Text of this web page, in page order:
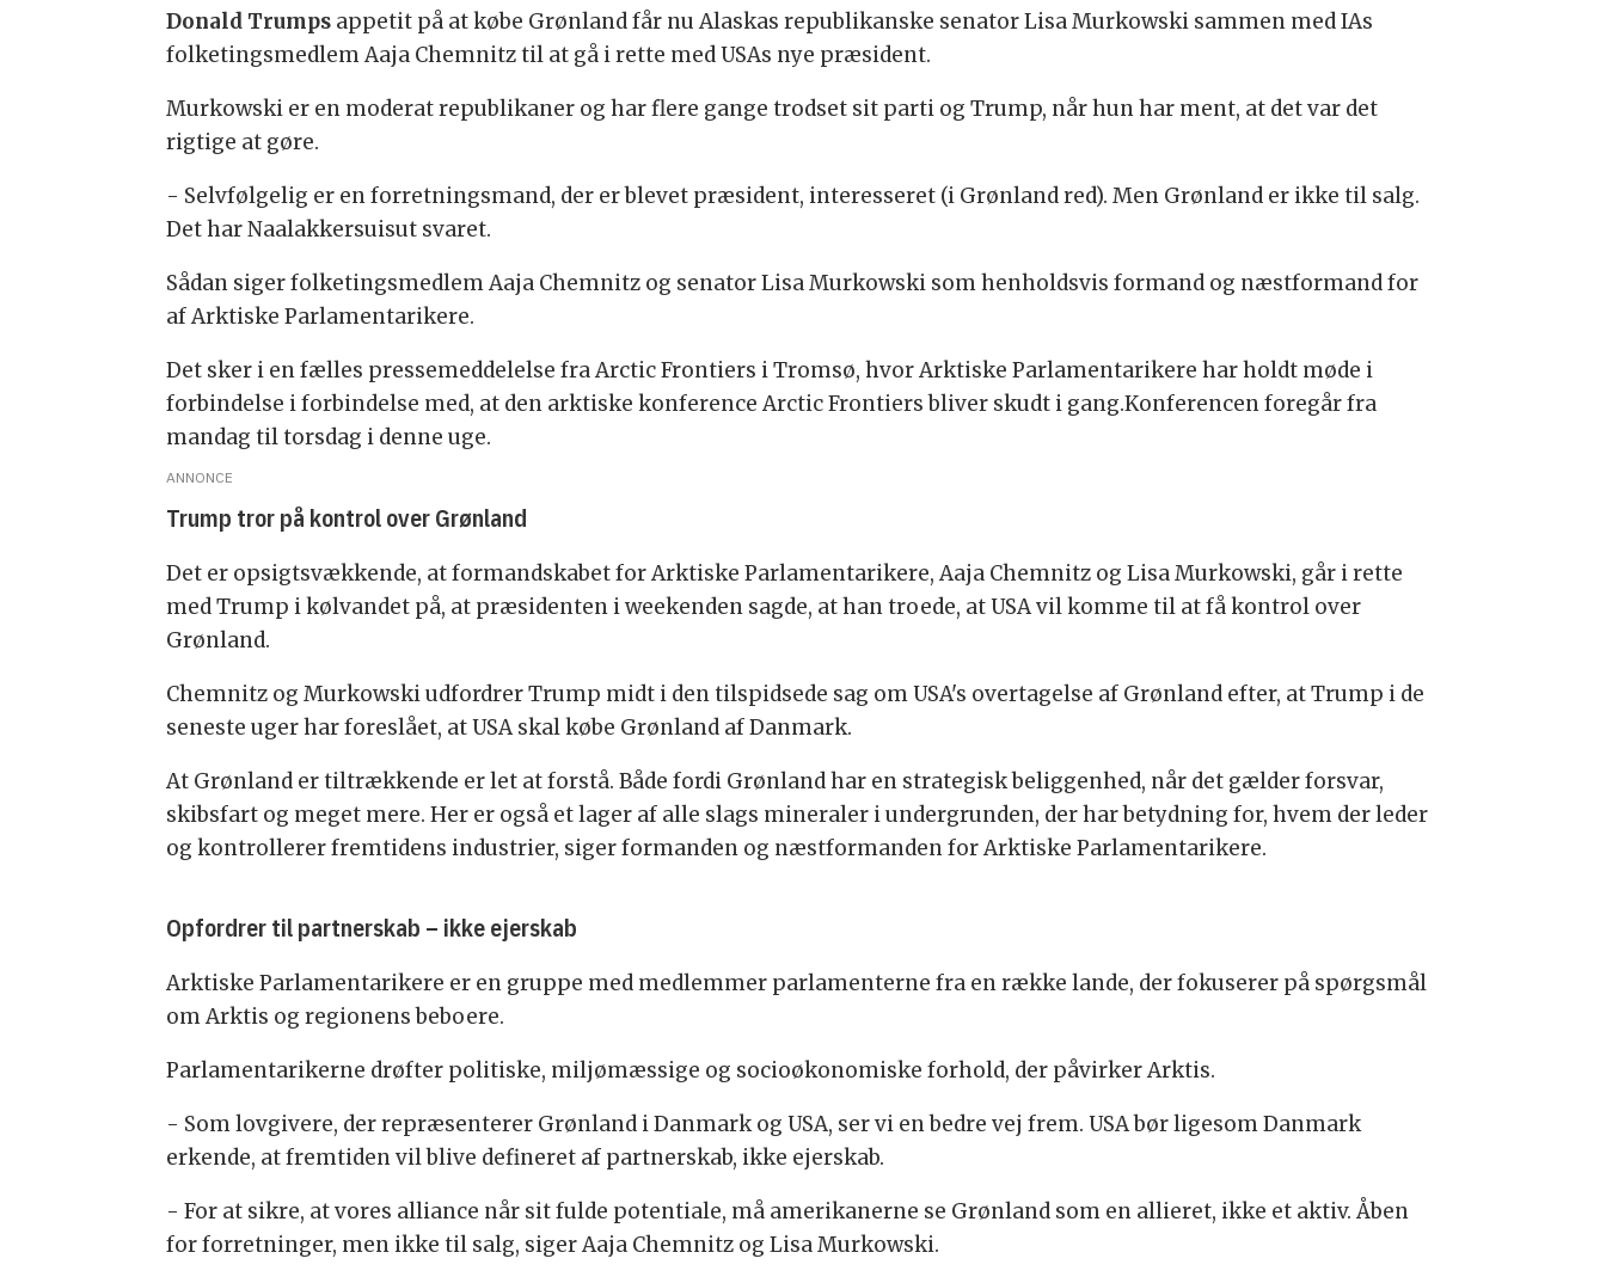
Donald Trumps appetit på at købe Grønland får nu Alaskas republikanske senator Lisa Murkowski sammen med IAs
folketingsmedlem Aaja Chemnitz til at gå i rette med USAs nye præsident.
Murkowski er en moderat republikaner og har flere gange trodset sit parti og Trump, når hun har ment, at det var det
rigtige at gøre.
- Selvfølgelig er en forretningsmand, der er blevet præsident, interesseret (i Grønland red). Men Grønland er ikke til salg.
Det har Naalakkersuisut svaret.
Sådan siger folketingsmedlem Aaja Chemnitz og senator Lisa Murkowski som henholdsvis formand og næstformand for
af Arktiske Parlamentarikere.
Det sker i en fælles pressemeddelelse fra Arctic Frontiers i Tromsø, hvor Arktiske Parlamentarikere har holdt møde i
forbindelse i forbindelse med, at den arktiske konference Arctic Frontiers bliver skudt i gang.Konferencen foregår fra
mandag til torsdag i denne uge.
ANNONCE
Trump tror på kontrol over Grønland
Det er opsigtsvækkende, at formandskabet for Arktiske Parlamentarikere, Aaja Chemnitz og Lisa Murkowski, går i rette
med Trump i kølvandet på, at præsidenten i weekenden sagde, at han troede, at USA vil komme til at få kontrol over
Grønland.
Chemnitz og Murkowski udfordrer Trump midt i den tilspidsede sag om USA's overtagelse af Grønland efter, at Trump i de
seneste uger har foreslået, at USA skal købe Grønland af Danmark.
At Grønland er tiltrækkende er let at forstå. Både fordi Grønland har en strategisk beliggenhed, når det gælder forsvar,
skibsfart og meget mere. Her er også et lager af alle slags mineraler i undergrunden, der har betydning for, hvem der leder
og kontrollerer fremtidens industrier, siger formanden og næstformanden for Arktiske Parlamentarikere.
Opfordrer til partnerskab – ikke ejerskab
Arktiske Parlamentarikere er en gruppe med medlemmer parlamenterne fra en række lande, der fokuserer på spørgsmål
om Arktis og regionens beboere.
Parlamentarikerne drøfter politiske, miljømæssige og socioøkonomiske forhold, der påvirker Arktis.
- Som lovgivere, der repræsenterer Grønland i Danmark og USA, ser vi en bedre vej frem. USA bør ligesom Danmark
erkende, at fremtiden vil blive defineret af partnerskab, ikke ejerskab.
- For at sikre, at vores alliance når sit fulde potentiale, må amerikanerne se Grønland som en allieret, ikke et aktiv. Åben
for forretninger, men ikke til salg, siger Aaja Chemnitz og Lisa Murkowski.